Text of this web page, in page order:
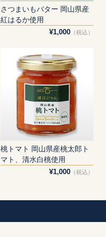
さつまいもバター 岡山県産
紅はるか使用
¥1,000 （税込）
桃トマト 岡山県産桃太郎ト
マト、清水白桃使用
¥1,000 （税込）